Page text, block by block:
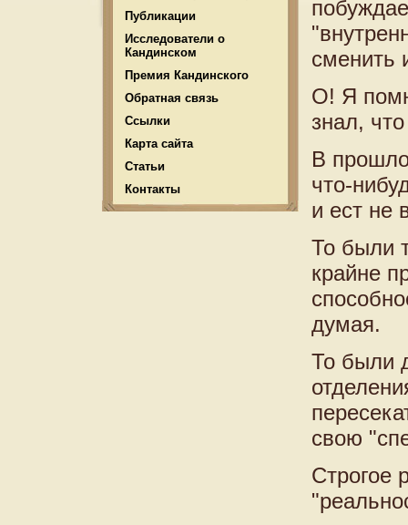
Публикации
Исследователи о
Кандинском
Премия Кандинского
Обратная связь
Ссылки
Карта сайта
Статьи
Контакты
сменить
О! Я
знал,
В
что-
и ест не
То были
крайне
думая.
То были
свою
Строгое